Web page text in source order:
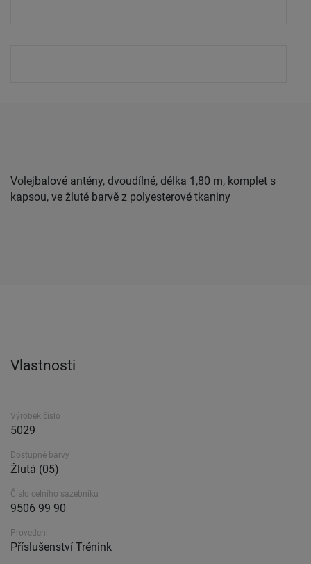
Volejbalové antény, dvoudílné, délka 1,80 m, komplet s
kapsou, ve žluté barvě z polyesterové tkaniny
Vlastnosti
Výrobek číslo
5029
Dostupné barvy
Žlutá (05)
Číslo celního sazebníku
9506 99 90
Provedení
Příslušenství Trénink